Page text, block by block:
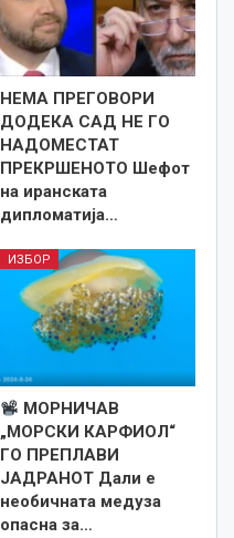
НЕМА ПРЕГОВОРИ
ДОДЕКА САД НЕ ГО
НАДОМЕСТАТ
ПРЕКРШЕНОТО Шефот
на иранската
дипломатија…
ИЗБОР
МОРНИЧАВ
„МОРСКИ КАРФИОЛ“
ГО ПРЕПЛАВИ
ЈАДРАНОТ Дали е
необичната медуза
опасна за…